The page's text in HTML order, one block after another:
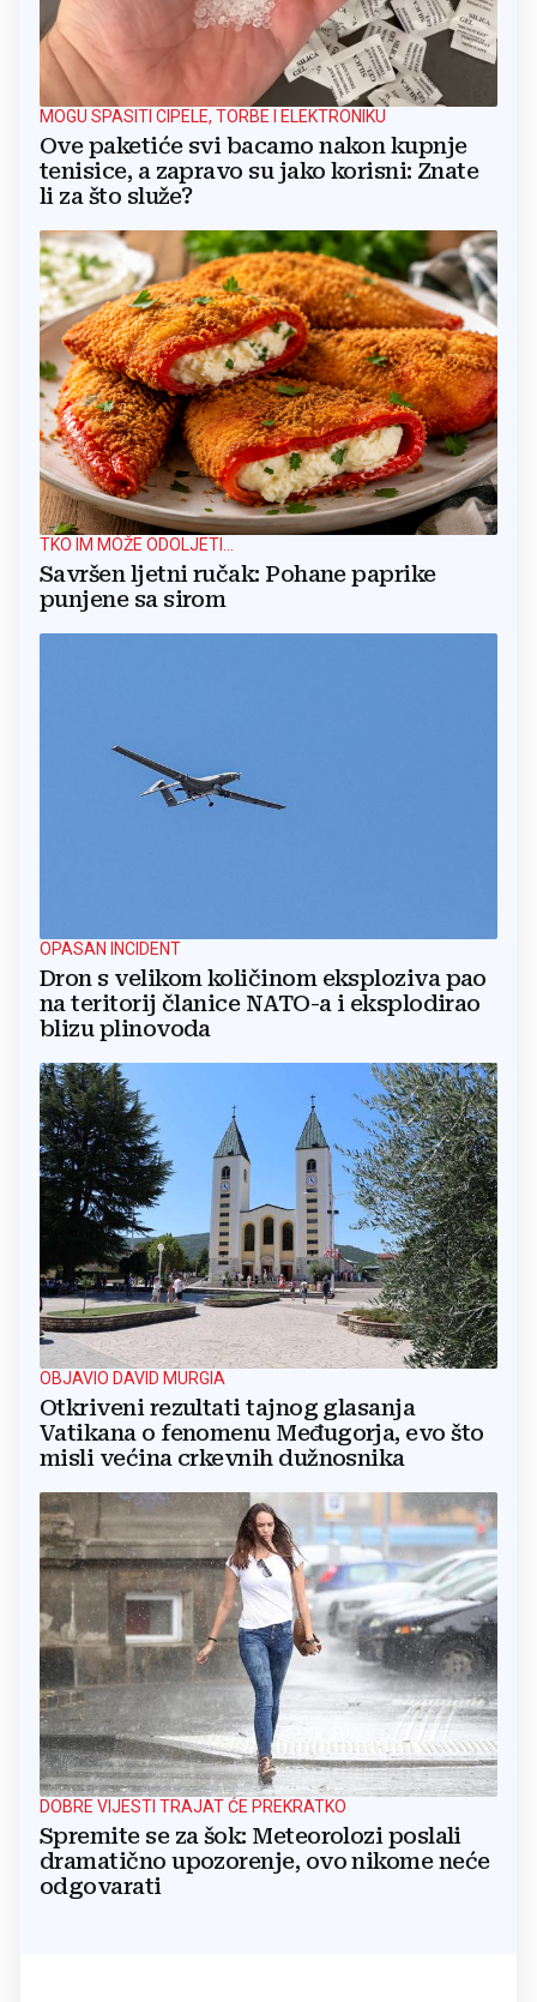
MOGU SPASITI CIPELE, TORBE I ELEKTRONIKU
Ove paketiće svi bacamo nakon kupnje
tenisice, a zapravo su jako korisni: Znate
li za što služe?
TKO IM MOŽE ODOLJETI...
Savršen ljetni ručak: Pohane paprike
punjene sa sirom
OPASAN INCIDENT
Dron s velikom količinom eksploziva pao
na teritorij članice NATO-a i eksplodirao
blizu plinovoda
OBJAVIO DAVID MURGIA
Otkriveni rezultati tajnog glasanja
Vatikana o fenomenu Međugorja, evo što
misli većina crkevnih dužnosnika
DOBRE VIJESTI TRAJAT ĆE PREKRATKO
Spremite se za šok: Meteorolozi poslali
dramatično upozorenje, ovo nikome neće
odgovarati